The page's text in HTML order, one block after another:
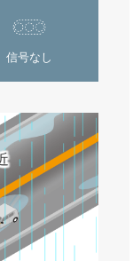
信号なし